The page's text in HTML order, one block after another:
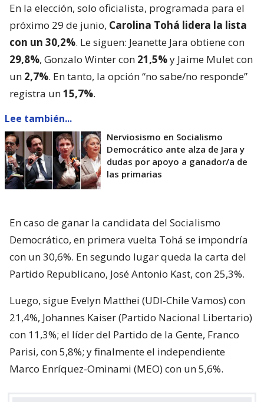
En la elección, solo oficialista, programada para el
próximo 29 de junio, Carolina Tohá lidera la lista
con un 30,2%. Le siguen: Jeanette Jara obtiene con
29,8%, Gonzalo Winter con 21,5%y Jaime Mulet con
un 2,7%. En tanto, la opción “no sabe/no responde”
registra un15,7%.
Lee también...
Nerviosismo en Socialismo
Democrático ante alza de Jara y
dudas por apoyo a ganador/a de
las primarias
En caso de ganar la candidata del Socialismo
Democrático, en primera vuelta Tohá se impondría
con un 30,6%. En segundo lugar queda la carta del
Partido Republicano, José Antonio Kast, con 25,3%.
Luego, sigue Evelyn Matthei (UDI-Chile Vamos) con
21,4%, Johannes Kaiser (Partido Nacional Libertario)
con 11,3%; el líder del Partido de la Gente, Franco
Parisi, con 5,8%; y finalmente el independiente
Marco Enríquez-Ominami (MEO) con un 5,6%.